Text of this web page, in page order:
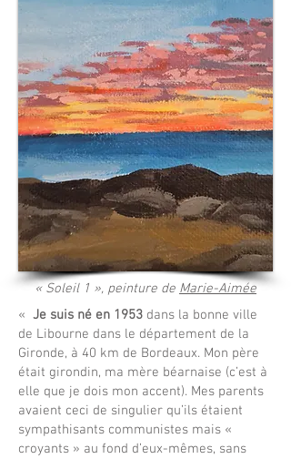
« Soleil 1 », peinture de Marie-Aimée
« Je suis né en 1953 dans la bonne ville
de Libourne dans le département de la
Gironde, à 40 km de Bordeaux. Mon père
était girondin, ma mère béarnaise (c’est à
elle que je dois mon accent). Mes parents
avaient ceci de singulier qu’ils étaient
sympathisants communistes mais «
croyants » au fond d’eux-mêmes, sans